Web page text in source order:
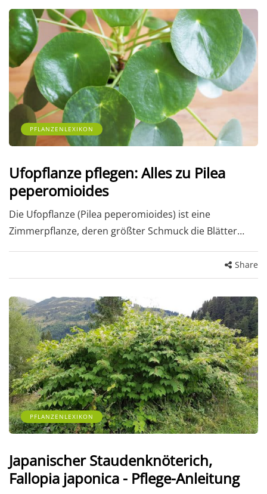
PFLANZENLEXIKON
Ufopflanze pflegen: Alles zu Pilea
peperomioides
Die Ufopflanze (Pilea peperomioides) ist eine
Zimmerpflanze, deren größter Schmuck die Blätter…
Share
PFLANZENLEXIKON
Japanischer Staudenknöterich,
Fallopia japonica - Pflege-Anleitung